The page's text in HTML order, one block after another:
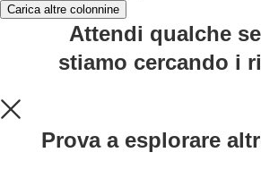
Carica altre colonnine
Attendi qualche
stiamo cercando i
Prova a esplorare